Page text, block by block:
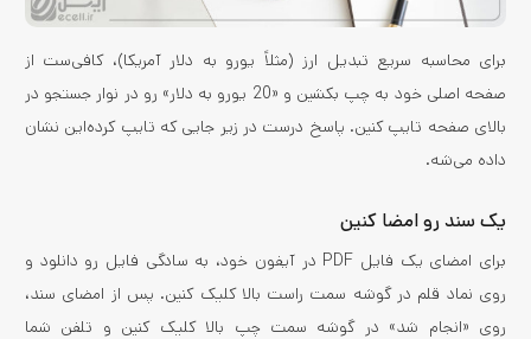
برای محاسبه سریع تبدیل ارز (مثلاً یورو به دلار آمریکا)، کافی‌ست از
صفحه اصلی خود به چپ بکشین و «20 یورو به دلار» رو در نوار جستجو در
بالای صفحه تایپ کنین. پاسخ درست در زیر جایی که تایپ کرده‌این نشان
داده می‌شه.
یک سند رو امضا کنین
برای امضای یک فایل PDF در آیفون خود، به سادگی فایل رو دانلود و
روی نماد قلم در گوشه سمت راست بالا کلیک کنین. پس از امضای سند،
روی «انجام شد» در گوشه سمت چپ بالا کلیک کنین و تلفن شما